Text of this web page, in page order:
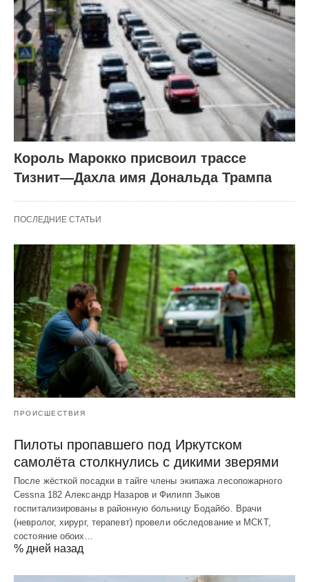
Король Марокко присвоил трассе
Тизнит—Дахла имя Дональда Трампа
ПОСЛЕДНИЕ СТАТЬИ
ПРОИСШЕСТВИЯ
Пилоты пропавшего под Иркутском
самолёта столкнулись с дикими зверями
После жёсткой посадки в тайге члены экипажа лесопожарного
Cessna 182 Александр Назаров и Филипп Зыков
госпитализированы в районную больницу Бодайбо. Врачи
(невролог, хирург, терапевт) провели обследование и МСКТ,
состояние обоих…
% дней назад